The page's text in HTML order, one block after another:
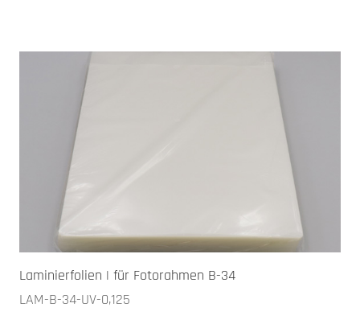
Laminierfolien | für Fotorahmen B-34
LAM-B-34-UV-0,125